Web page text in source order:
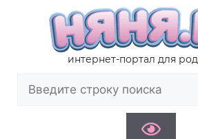
содержимому
интернет-портал для